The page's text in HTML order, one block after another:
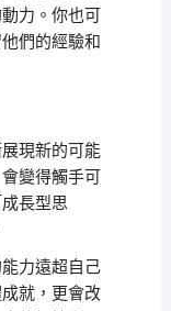
力。你也可
們的經驗和
現新的可能
變得觸手可
長型思
力遠超自己
就，更會改